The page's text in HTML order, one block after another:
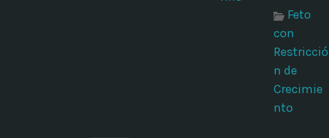
Feto
con
Restricció
n de
Crecimie
nto